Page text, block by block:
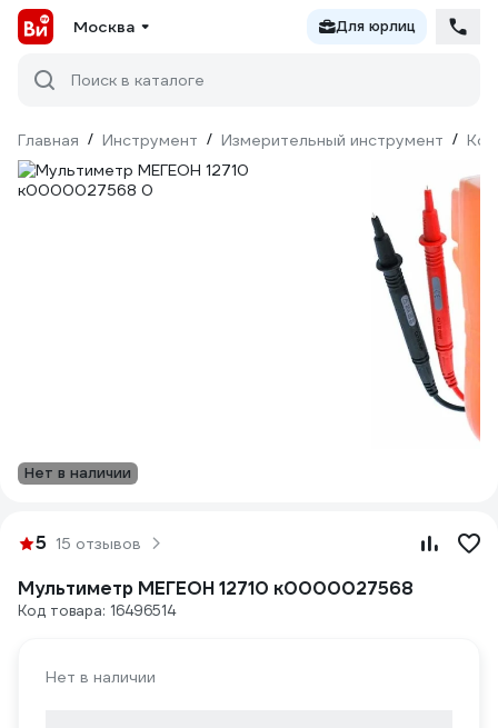
Москва Для юрлиц
Поиск в каталоге
Главная / Инструмент / Измерительный инструмент /
Нет в наличии
5 15 отзывов
Мультиметр МЕГЕОН 12710 к0000027568
Код товара: 16496514
Нет в наличии